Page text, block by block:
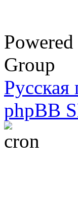
Group
phpBB